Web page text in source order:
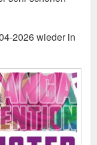
2026 wieder in